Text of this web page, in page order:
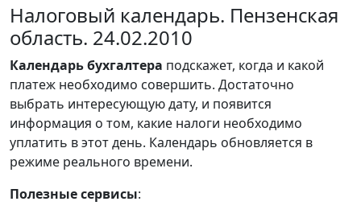
Налоговый календарь. Пензенская
область. 24.02.2010
Календарьбухгалтера подскажет, когда и какой
платеж необходимо совершить. Достаточно
выбрать интересующую дату, и появится
информация о том, какие налоги необходимо
уплатить в этот день. Календарь обновляется в
режиме реального времени.
Полезные сервисы: